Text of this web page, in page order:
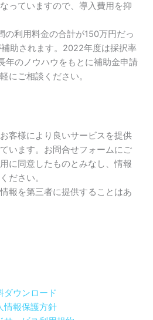
っていますので、導入費用を抑
の利用料金の合計が150万円だっ
助されます。2022年度は採択率
年のノウハウをもとに補助金申請
にご相談ください。
客様により良いサービスを提供
います。お問合せフォームにご
に同意したものとみなし、情報
ださい。
報を第三者に提供することはあ
ダウンロード
情報保護方針